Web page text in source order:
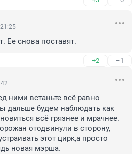
Ее снова поставят.
+2 –1
ними встаньте всё равно
дальше будем наблюдать как
всё грязнее и мрачнее.
отодвинули в сторону,
этот цирк,а просто
новая мэрша.